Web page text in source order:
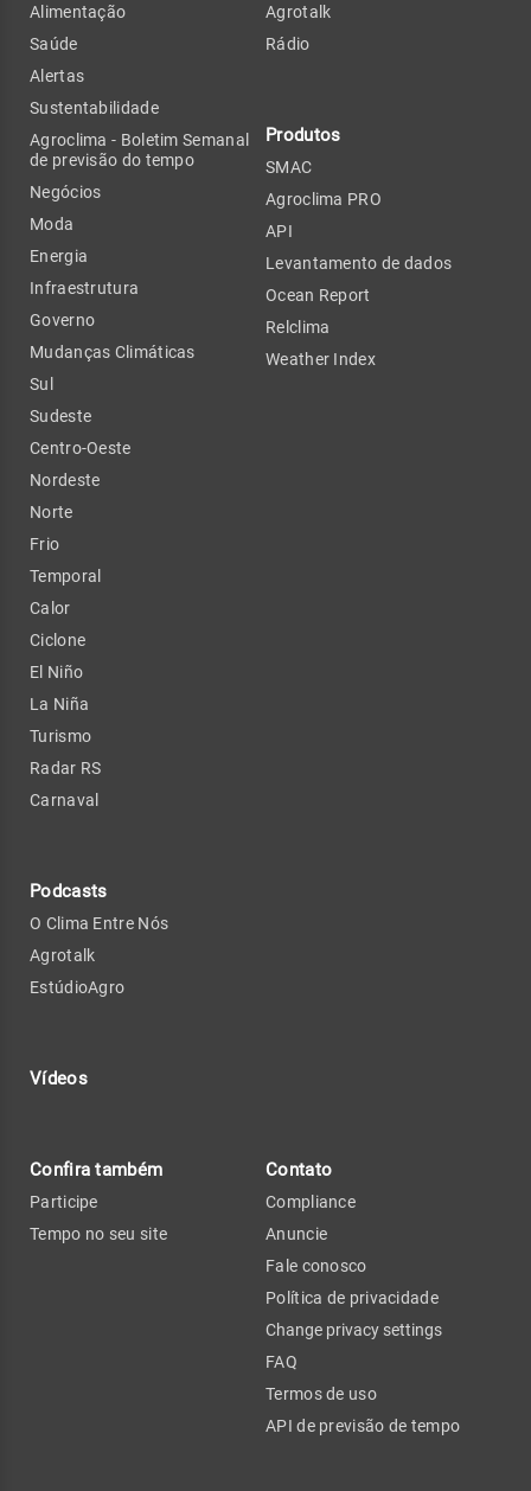
Alimentação
Saúde
Alertas
Sustentabilidade
Agroclima - Boletim Semanal
de previsão do tempo
Negócios
Moda
Energia
Infraestrutura
Governo
Mudanças Climáticas
Sul
Sudeste
Centro-Oeste
Nordeste
Norte
Frio
Temporal
Calor
Ciclone
El Niño
La Niña
Turismo
Radar RS
Carnaval
Podcasts
O Clima Entre Nós
Agrotalk
EstúdioAgro
Vídeos
Agrotalk
Rádio
Produtos
SMAC
Agroclima PRO
API
Levantamento de dados
Ocean Report
Relclima
Weather Index
Confira também
Participe
Tempo no seu site
Contato
Compliance
Anuncie
Fale conosco
Política de privacidade
Change privacy settings
FAQ
Termos de uso
API de previsão de tempo